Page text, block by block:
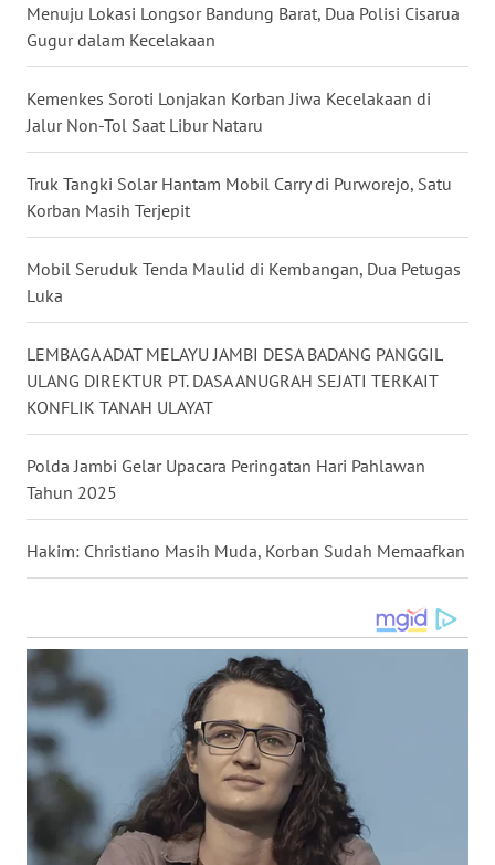
Menuju Lokasi Longsor Bandung Barat, Dua Polisi Cisarua
Gugur dalam Kecelakaan
Kemenkes Soroti Lonjakan Korban Jiwa Kecelakaan di
Jalur Non-Tol Saat Libur Nataru
Truk Tangki Solar Hantam Mobil Carry di Purworejo, Satu
Korban Masih Terjepit
Mobil Seruduk Tenda Maulid di Kembangan, Dua Petugas
Luka
LEMBAGA ADAT MELAYU JAMBI DESA BADANG PANGGIL
ULANG DIREKTUR PT. DASA ANUGRAH SEJATI TERKAIT
KONFLIK TANAH ULAYAT
Polda Jambi Gelar Upacara Peringatan Hari Pahlawan
Tahun 2025
Hakim: Christiano Masih Muda, Korban Sudah Memaafkan
WN
KALTARA
WN
KALSEL
WN
KALTIM
WN
WN
GORONTALO
WN
MALUKU
MALUT
WN
DAIRI
WN
DANAU
TOBA